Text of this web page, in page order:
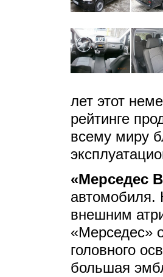
лет этот
рейтинге
всему миру
«Мерседес
автомобиля.
внешним
«Мерседес»
головного
большая